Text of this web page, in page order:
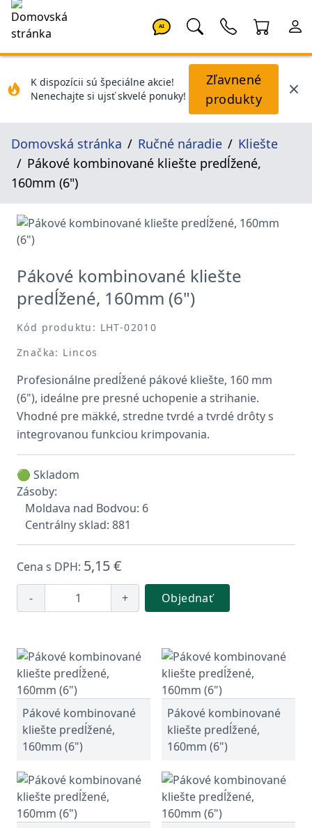
AI
K dispozícii sú špeciálne akcie!
Nenechajte si ujsť skvelé ponuky!
Zľavnené
produkty
Domovská stránka Ručné náradie
Kliešte
Pákové kombinované kliešte predĺžené,
160mm (6")
Pákové kombinované kliešte
predĺžené, 160mm (6")
Kód produktu: LHT-02010
Značka: Lincos
Profesionálne predĺžené pákové kliešte, 160 mm
(6"), ideálne pre presné uchopenie a strihanie.
Vhodné pre mäkké, stredne tvrdé a tvrdé drôty s
integrovanou funkciou krimpovania.
🟢 Skladom
Zásoby:
Moldava nad Bodvou: 6
Centrálny sklad: 881
Cena s DPH: 5,15 €
- + Objednať
Pákové kombinované
kliešte predĺžené,
160mm (6")
Pákové kombinované
kliešte predĺžené,
160mm (6")